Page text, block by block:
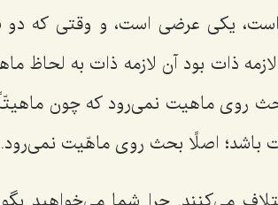
است، یكى عرضى است، و وقتى كه
ذات بود آن لازمه ذات به لحاظ
روى ماهیت نمى‌رود كه چون
باشد؛ اصلًا بحث روى ماهّیت نمى‌رود.